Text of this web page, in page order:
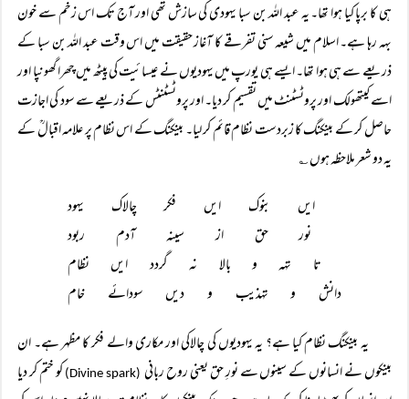
ہی کا برپا کیا ہوا تھا۔ یہ عبد اللہ بن سبا یہودی کی سازش تھی اور آج تک اس زخم سے خون
بہہ رہا ہے۔ اسلام میں شیعہ سنی تفرقے کا آغاز حقیقت میں اس وقت عبد اللہ بن سبا کے
ذریعے سے ہی ہوا تھا۔ ایسے ہی یورپ میں یہودیوں نے عیسائیت کی پیٹھ میں چھرا گھونپا اور
اسے کیتھولک اور پروٹسٹنٹ میں تقسیم کر دیا۔ اور پروٹسٹنٹس کے ذریعے سے سود کی اجازت
حاصل کر کے بینکنگ کا زبردست نظام قائم کر لیا۔ بینکنگ کے اس نظام پر علامہ اقبالؒ کے
یہ دو شعر ملاحظہ ہوں ؎
ایں بنوک ایں فکر چالاک یہود
نور حق از سینہ آدم ربود
تا تہہ و بالا نہ گردد ایں نظام
دانش و تہذیب و دیں سودائے خام
یہ بینکنگ نظام کیا ہے؟ یہ یہودیوں کی چالاکی اور مکاری والے فکر کا مظہر ہے۔ ان
بینکوں نے انسانوں کے سینوں سے نورِ حق یعنی روح ربانی(Divine spark)
کو ختم کر دیا